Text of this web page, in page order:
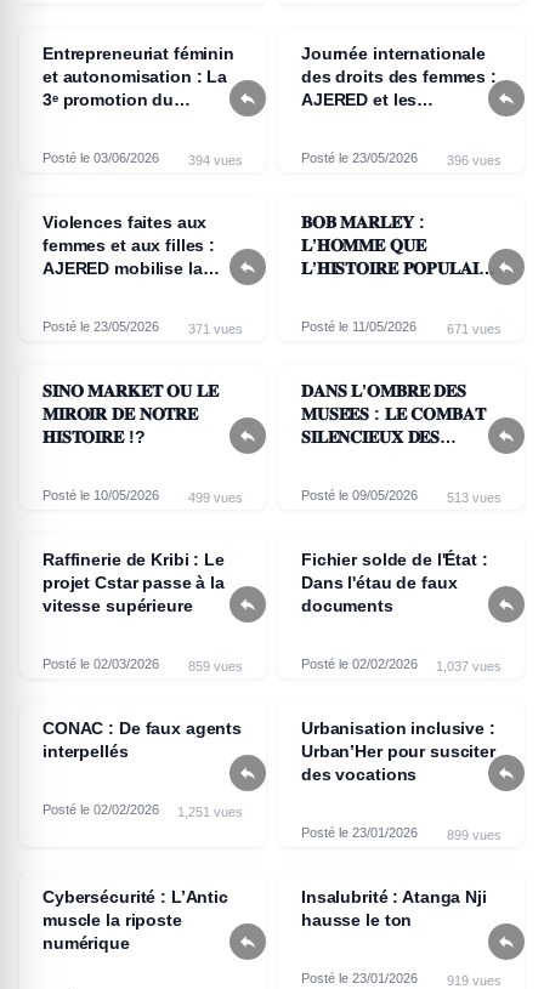
Entrepreneuriat féminin
et autonomisation : La
3ᵉ promotion du
Posté le 03/06/2026 394 vues

Journée internationale
des droits des femmes :
AJERED et les
contre le paludisme à
Posté le 23/05/2026 396 vues

Violences faites aux
femmes et aux filles :
AJERED mobilise la
Posté le 23/05/2026 371 vues

𝐁𝐎𝐁 𝐌𝐀𝐑𝐋𝐄𝐘 :
𝐋’𝐇𝐎𝐌𝐌𝐄 𝐐𝐔𝐄
𝐋’𝐇𝐈𝐒𝐓𝐎𝐈𝐑𝐄 𝐏𝐎𝐏𝐔𝐋𝐀𝐈𝐑𝐄
Posté le 11/05/2026 671 vues

𝐒𝐈𝐍𝐎 𝐌𝐀𝐑𝐊𝐄𝐓 𝐎𝐔 𝐋𝐄
𝐌𝐈𝐑𝐎𝐈𝐑 𝐃𝐄 𝐍𝐎𝐓𝐑𝐄
𝐇𝐈𝐒𝐓𝐎𝐈𝐑𝐄 !?
Posté le 10/05/2026 499 vues

𝐃𝐀𝐍𝐒 𝐋’𝐎𝐌𝐁𝐑𝐄 𝐃𝐄𝐒
𝐌𝐔𝐒𝐄́𝐄𝐒 : 𝐋𝐄 𝐂𝐎𝐌𝐁𝐀𝐓
𝐒𝐈𝐋𝐄𝐍𝐂𝐈𝐄𝐔𝐗 𝐃𝐄𝐒
Posté le 09/05/2026 513 vues

Raffinerie de Kribi : Le
projet Cstar passe à la
vitesse supérieure
Posté le 02/03/2026 859 vues

Fichier solde de l'État :
Dans l'étau de faux
documents
Posté le 02/02/2026 1,037 vues

CONAC : De faux agents
interpellés
Posté le 02/02/2026 1,251 vues

Urbanisation inclusive :
Urban’Her pour susciter
des vocations
Posté le 23/01/2026 899 vues

Cybersécurité : L’Antic
muscle la riposte
numérique

Insalubrité : Atanga Nji
hausse le ton
Posté le 23/01/2026 919 vues
